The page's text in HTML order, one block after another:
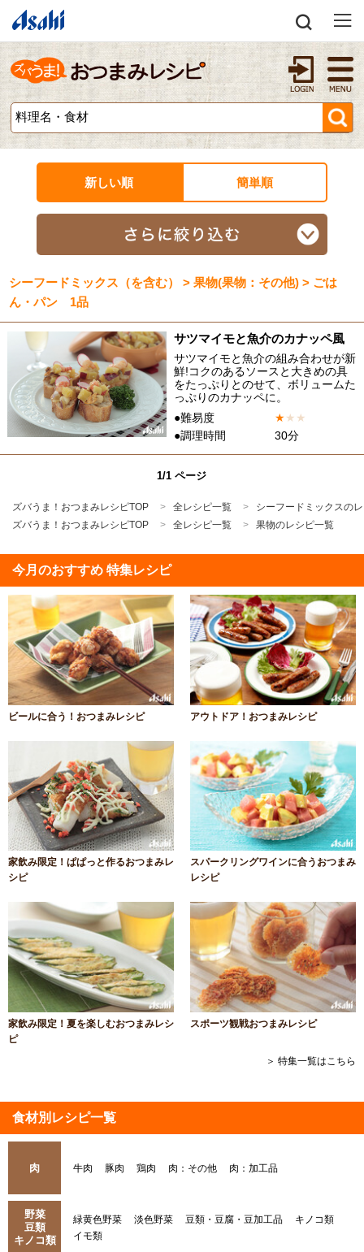
新しい順 簡単順
シーフードミックス（を含む） > 果物(果物：その他) > ごは
ん・パン 1品
サツマイモと魚介のカナッペ風
サツマイモと魚介の組み合わせが新
鮮!コクのあるソースと大きめの具
をたっぷりとのせて、ボリュームた
っぷりのカナッペに。
●難易度
★★ ★
●調理時間
30分
1/1 ページ
ズバうま！おつまみレシピTOP 全レシピ一覧
シーフードミックスの
ズバうま！おつまみレシピTOP
全レシピ一覧 果物のレシピ一覧
今月のおすすめ 特集レシピ
ビールに合う！おつまみレシピ アウトドア！おつまみレシピ
家飲み限定！ぱぱっと作るおつまみレ
シピ
スパークリングワインに合うおつまみ
レシピ
家飲み限定！夏を楽しむおつまみレシ
ピ
スポーツ観戦おつまみレシピ
＞ 特集一覧はこちら
食材別レシピ一覧
肉 牛肉 豚肉 鶏肉 肉：その他 肉：加工品
野菜
豆類
キノコ類
緑黄色野菜 淡色野菜 豆類・豆腐・豆加工品
キノコ類
イモ類